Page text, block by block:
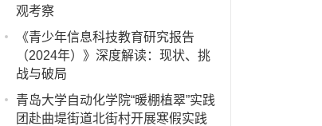
观考察
《青少年信息科技教育研究报告
（2024年）》深度解读：现状、挑
战与破局
青岛大学自动化学院“暖棚植翠”实践
团赴曲堤街道北街村开展寒假实践